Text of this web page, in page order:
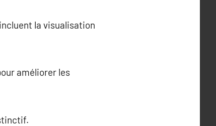
la visualisation
améliorer les